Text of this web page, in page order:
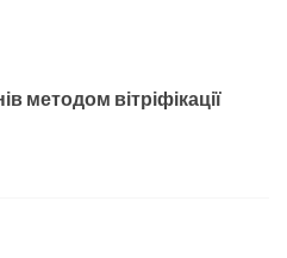
методом вітріфікації